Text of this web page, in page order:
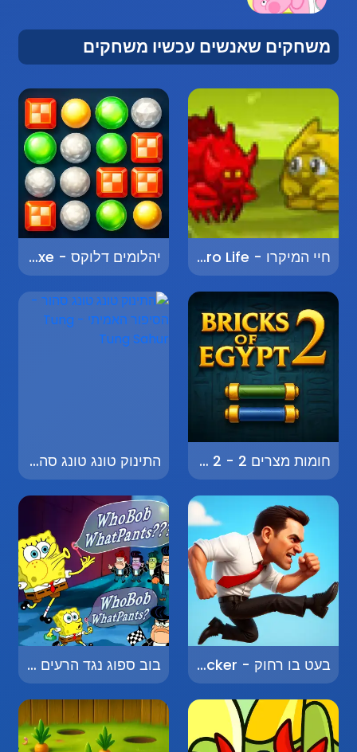
משחקים שאנשים עכשיו משחקים
חיי המיקרו - Micro Life יהלומים דלוקס - Diamonds Deluxe
חומות מצרים 2 - Walls of Egypt 2 התינוק טונג טונג סהור - הסיפור האמיתי - Tung Tung Sahur
בעט בו רחוק - Kick the Slacker בוב ספוג נגד הרעים - SpongeBob vs. The Bad Guys